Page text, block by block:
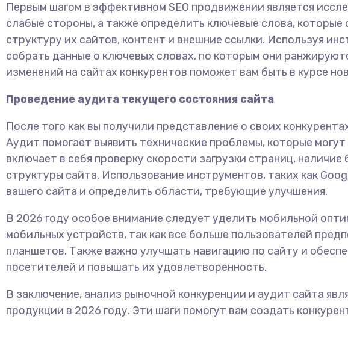
Первым шагом в эффективном SEO продвижении является
слабые стороны, а также определить ключевые слова,
структуру их сайтов, контент и внешние ссылки. Используя
собрать данные о ключевых словах, по которым они
изменений на сайтах конкурентов поможет вам быть в курсе
Проведение аудита текущего состояния сайта
После того как вы получили представление о своих
Аудит помогает выявить технические проблемы, которые
включает в себя проверку скорости загрузки страниц,
структуры сайта. Использование инструментов, таких как
вашего сайта и определить области, требующие улучшения.
В 2026 году особое внимание следует уделить мобильной
мобильных устройств, так как все больше пользователей
планшетов. Также важно улучшать навигацию по сайту и
посетителей и повышать их удовлетворенность.
В заключение, анализ рыночной конкуренции и аудит сайта
продукции в 2026 году. Эти шаги помогут вам создать